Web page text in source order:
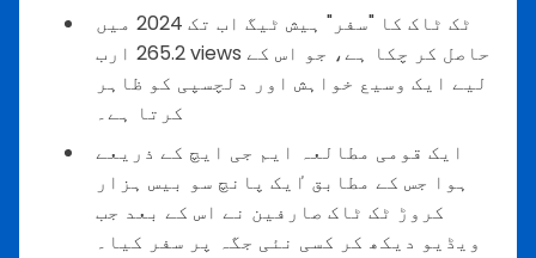
ٹک ٹاک کا "سفر" ہیش ٹیگ اب تک 2024 میں
265.2 ارب views حاصل کر چکا ہے، جو اس کے
لیے ایک وسیع خواہش اور دلچسپی کو ظاہر
کرتا ہے۔
ایک قومی مطالعہ ایم جی ایچ کے ذریعے
ہوا جس کے مطابق ٵیک پانچ سو بیس ہزار
کروڑ ٹک ٹاک صارفین نے اس کے بعد جب
ویڈیو دیکھ کر کسی نئی جگہ پر سفر کیا۔